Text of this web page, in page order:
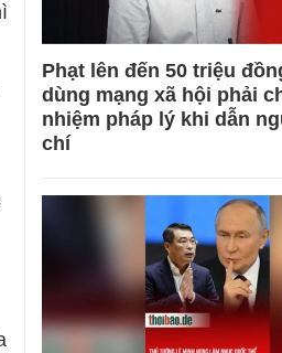
Phạt lên đến 50 triệu
dùng mạng xã hội phải
nhiệm pháp lý khi dẫn
chí